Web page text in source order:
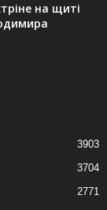
на щиті
3903
3704
2771